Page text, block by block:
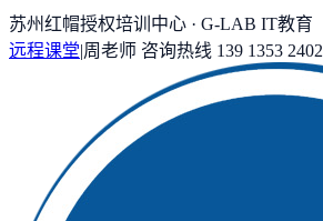
苏州红帽授权培训中心 · G-LAB IT教育
远程课堂|周老师 咨询热线 139 1353 2402